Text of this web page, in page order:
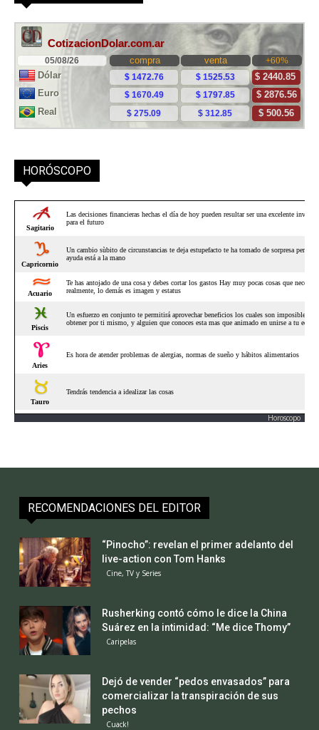
HORÓSCOPO
Horoscopo
RECOMENDACIONES DEL EDITOR
“Pinocho”: revelan el primer adelanto del
live-action con Tom Hanks
Cine, TV y Series
Rusherking contó cómo le dice la China
Suárez en la intimidad: “Me dice Thomy”
Caripelas
Dejó de vender “pedos envasados” para
comercializar la transpiración de sus
pechos
Cuack!